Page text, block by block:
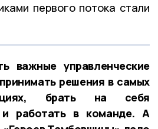
первого потока стали
важные управленческие
решения в самых
брать на себя
и работать в команде. А